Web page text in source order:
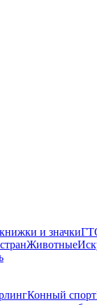
и значки
Животные
Конный спорт